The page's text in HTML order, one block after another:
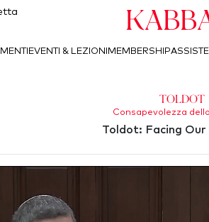
EVENTI & LEZIONI MEMBERSHIP
Toldot
Consapevolezza
Toldot: Facing Our